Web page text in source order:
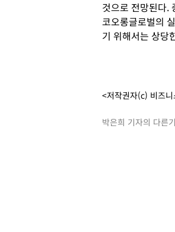
것으로 전망된다.
코오롱글로벌의
기 위해서는 상당
<저작권자(c) 비즈
박은희 기자의 다른